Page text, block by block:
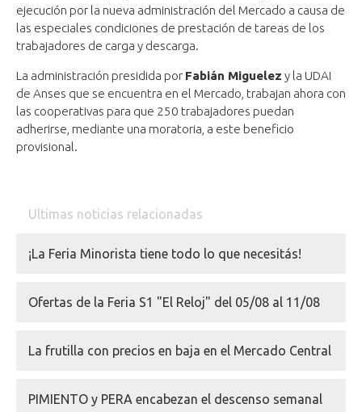
ejecución por la nueva administración del Mercado a causa de
las especiales condiciones de prestación de tareas de los
trabajadores de carga y descarga.
La administración presidida por Fabián Miguelez y la UDAI
de Anses que se encuentra en el Mercado, trabajan ahora con
las cooperativas para que 250 trabajadores puedan
adherirse, mediante una moratoria, a este beneficio
provisional.
Ultimas noticias relacionadas
¡La Feria Minorista tiene todo lo que necesitás!
Ofertas de la Feria S1 "El Reloj" del 05/08 al 11/08
La frutilla con precios en baja en el Mercado Central
PIMIENTO y PERA encabezan el descenso semanal